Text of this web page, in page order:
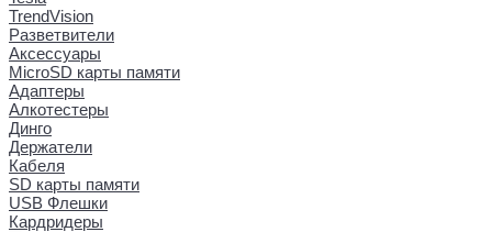
TrendVision
Разветвители
Аксессуары
MicroSD карты памяти
Адаптеры
Алкотестеры
Динго
Держатели
Кабеля
SD карты памяти
USB Флешки
Кардридеры